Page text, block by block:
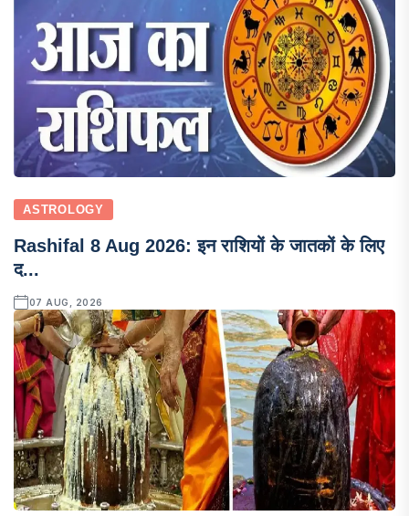
ASTROLOGY
Rashifal 8 Aug 2026: इन राशियों के जातकों के लिए
द...
07 AUG, 2026